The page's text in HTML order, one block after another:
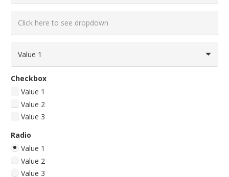
Checkbox
Value 1
Value 2
Value 3
Radio
Value 1
Value 2
Value 3